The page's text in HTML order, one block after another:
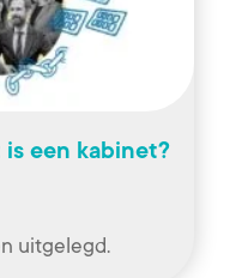
een kabinet?
uitgelegd.